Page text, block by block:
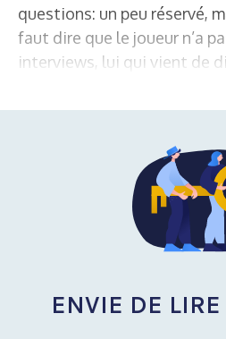
questions: un peu réservé,
faut dire que le joueur n’a
interviews, lui qui vient de
ENVIE DE